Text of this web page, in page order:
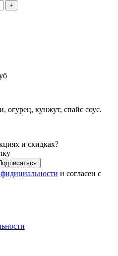
+
огурец, кунжут, спайс соус.
и скидках?
и согласен с